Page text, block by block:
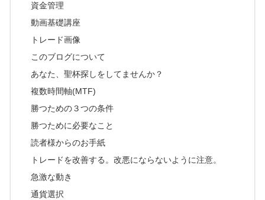
資金管理
動画基礎講座
トレード画像
このブログについて
あなた、聖杯探しをしてませんか？
複数時間軸(MTF)
勝つための３つの条件
勝つために必要なこと
読者様からのお手紙
トレードを改善する。改悪にならないように注意。
急激な動き
通貨選択